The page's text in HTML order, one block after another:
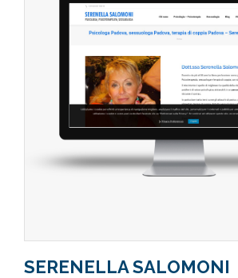
SERENELLA SALOMONI